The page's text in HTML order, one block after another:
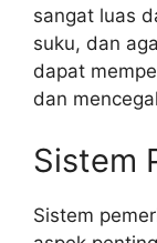
sangat luas
suku, dan
dapat
dan
Sistem
Sistem